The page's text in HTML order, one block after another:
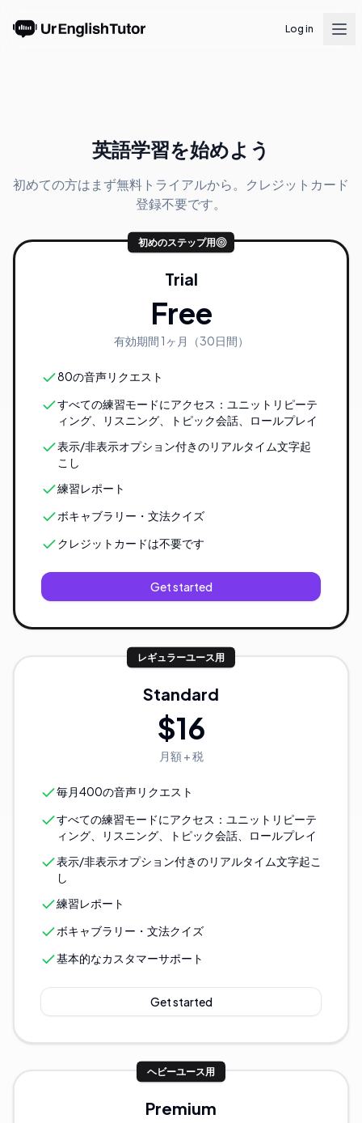
Log in
英語学習を始めよう
初めての方はまず無料トライアルから。クレジットカード
登録不要です。
初めのステップ用
Trial
Free
有効期間 1ヶ月（30日間）
80の音声リクエスト
すべての練習モードにアクセス：ユニットリピーテ
ィング、リスニング、トピック会話、ロールプレイ
表示/非表示オプション付きのリアルタイム文字起
こし
練習レポート
ボキャブラリー・文法クイズ
クレジットカードは不要です
Get started
レギュラーユース用
Standard
$16
月額 + 税
毎月400の音声リクエスト
すべての練習モードにアクセス：ユニットリピーテ
ィング、リスニング、トピック会話、ロールプレイ
表示/非表示オプション付きのリアルタイム文字起こ
し
練習レポート
ボキャブラリー・文法クイズ
基本的なカスタマーサポート
Get started
ヘビーユース用
Premium